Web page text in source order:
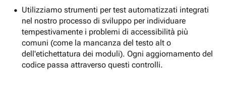
Utilizziamo strumenti per test automatizzati integrati
nel nostro processo di sviluppo per individuare
tempestivamente i problemi di accessibilità più
comuni (come la mancanza del testo alt o
dell'etichettatura dei moduli). Ogni aggiornamento del
codice passa attraverso questi controlli.